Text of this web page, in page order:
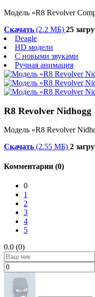
Модель «R8 Revolver
Скачать (2.2 МБ) 25
Deagle
HD модели
С новыми звуками
Ручная анимация
R8 Revolver Nidhogg
Модель «R8 Revolver
Скачать (2.55 МБ) 2
Комментарии (0)
0
1
2
3
4
5
0.0 (0)